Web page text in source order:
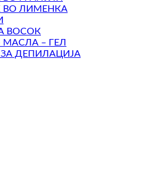
ВО ЛИМЕНКА
ВОСОК
– ГЕЛ
ДЕПИЛАЦИЈА